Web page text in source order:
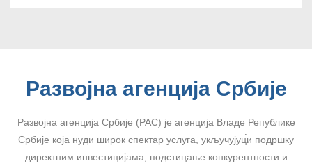
Развојна агенција Србије
Развојна агенција Србије (РАС) је агенција Владе Републике
Србије која нуди широк спектар услуга, укључујуц́и подршку
директним инвестицијама, подстицање конкурентности и